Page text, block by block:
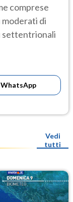
comprese
moderati di
settentrionali
WhatsApp
Vedi
tutti